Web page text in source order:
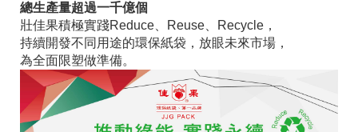
總生產量超過一千億個
壯佳果積極實踐Reduce、Reuse、Recycle，
持續開發不同用途的環保紙袋，放眼未來市場，
為全面限塑做準備。